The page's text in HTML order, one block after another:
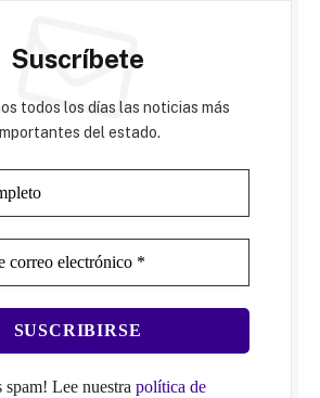
Suscríbete
todos los días las noticias más
del estado.
spam! Lee nuestra política de